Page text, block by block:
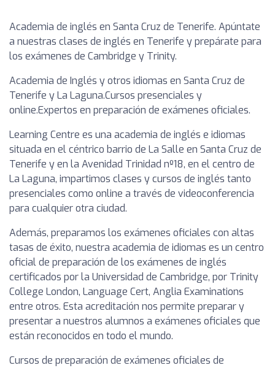
Academia de inglés en Santa Cruz de Tenerife. Apúntate
a nuestras clases de inglés en Tenerife y prepárate para
los exámenes de Cambridge y Trinity.
Academia de Inglés y otros idiomas en Santa Cruz de
Tenerife y La Laguna.Cursos presenciales y
online.Expertos en preparación de exámenes oficiales.
Learning Centre es una academia de inglés e idiomas
situada en el céntrico barrio de La Salle en Santa Cruz de
Tenerife y en la Avenidad Trinidad nº18, en el centro de
La Laguna, impartimos clases y cursos de inglés tanto
presenciales como online a través de videoconferencia
para cualquier otra ciudad.
Además, preparamos los exámenes oficiales con altas
tasas de éxito, nuestra academia de idiomas es un centro
oficial de preparación de los exámenes de inglés
certificados por la Universidad de Cambridge, por Trinity
College London, Language Cert, Anglia Examinations
entre otros. Esta acreditación nos permite preparar y
presentar a nuestros alumnos a exámenes oficiales que
están reconocidos en todo el mundo.
Cursos de preparación de exámenes oficiales de